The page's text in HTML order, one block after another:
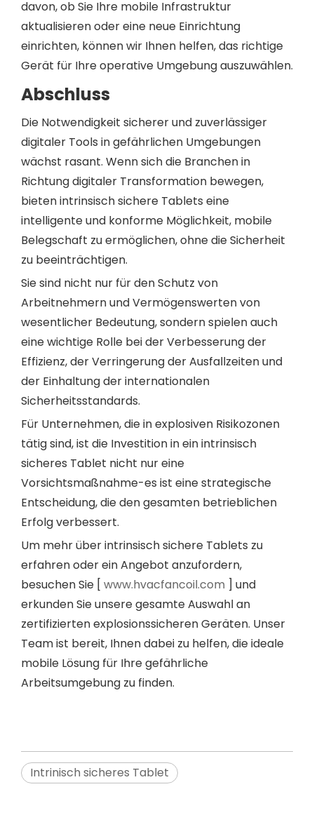
davon, ob Sie Ihre mobile Infrastruktur
aktualisieren oder eine neue Einrichtung
einrichten, können wir Ihnen helfen, das richtige
Gerät für Ihre operative Umgebung auszuwählen.
Abschluss
Die Notwendigkeit sicherer und zuverlässiger
digitaler Tools in gefährlichen Umgebungen
wächst rasant. Wenn sich die Branchen in
Richtung digitaler Transformation bewegen,
bieten intrinsisch sichere Tablets eine
intelligente und konforme Möglichkeit, mobile
Belegschaft zu ermöglichen, ohne die Sicherheit
zu beeinträchtigen.
Sie sind nicht nur für den Schutz von
Arbeitnehmern und Vermögenswerten von
wesentlicher Bedeutung, sondern spielen auch
eine wichtige Rolle bei der Verbesserung der
Effizienz, der Verringerung der Ausfallzeiten und
der Einhaltung der internationalen
Sicherheitsstandards.
Für Unternehmen, die in explosiven Risikozonen
tätig sind, ist die Investition in ein intrinsisch
sicheres Tablet nicht nur eine
Vorsichtsmaßnahme-es ist eine strategische
Entscheidung, die den gesamten betrieblichen
Erfolg verbessert.
Um mehr über intrinsisch sichere Tablets zu
erfahren oder ein Angebot anzufordern,
besuchen Sie [ www.hvacfancoil.com ] und
erkunden Sie unsere gesamte Auswahl an
zertifizierten explosionssicheren Geräten. Unser
Team ist bereit, Ihnen dabei zu helfen, die ideale
mobile Lösung für Ihre gefährliche
Arbeitsumgebung zu finden.
Intrinisch sicheres Tablet